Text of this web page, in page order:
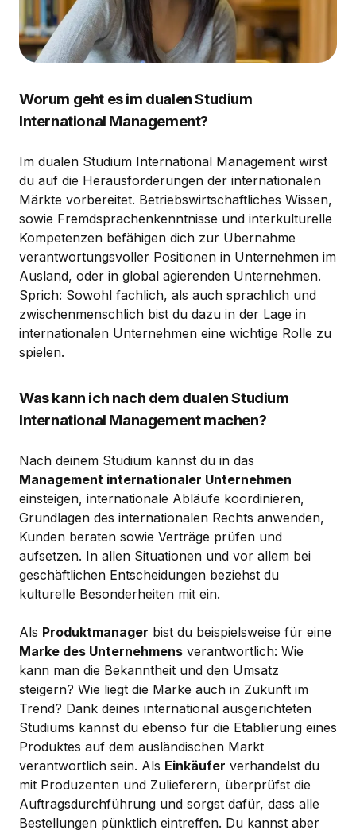
Worum geht es im dualen Studium
International Management?
Im dualen Studium International Management wirst
du auf die Herausforderungen der internationalen
Märkte vorbereitet. Betriebswirtschaftliches Wissen,
sowie Fremdsprachenkenntnisse und interkulturelle
Kompetenzen befähigen dich zur Übernahme
verantwortungsvoller Positionen in Unternehmen im
Ausland, oder in global agierenden Unternehmen.
Sprich: Sowohl fachlich, als auch sprachlich und
zwischenmenschlich bist du dazu in der Lage in
internationalen Unternehmen eine wichtige Rolle zu
spielen.
Was kann ich nach dem dualen Studium
International Management machen?
Nach deinem Studium kannst du in das
Management internationaler Unternehmen
einsteigen, internationale Abläufe koordinieren,
Grundlagen des internationalen Rechts anwenden,
Kunden beraten sowie Verträge prüfen und
aufsetzen. In allen Situationen und vor allem bei
geschäftlichen Entscheidungen beziehst du
kulturelle Besonderheiten mit ein.
Als Produktmanager bist du beispielsweise für eine
Marke des Unternehmens verantwortlich: Wie
kann man die Bekanntheit und den Umsatz
steigern? Wie liegt die Marke auch in Zukunft im
Trend? Dank deines international ausgerichteten
Studiums kannst du ebenso für die Etablierung eines
Produktes auf dem ausländischen Markt
verantwortlich sein. Als Einkäufer verhandelst du
mit Produzenten und Zulieferern, überprüfst die
Auftragsdurchführung und sorgst dafür, dass alle
Bestellungen pünktlich eintreffen. Du kannst aber